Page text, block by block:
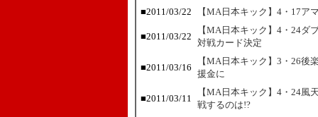
■2011/03/22 【MA日本キック】4・17ア
■2011/03/22
【MA日本キック】4・24ダ
対戦カード決定
■2011/03/16
【MA日本キック】3・26後
援金に
■2011/03/11
【MA日本キック】4・24風
戦するのは!?